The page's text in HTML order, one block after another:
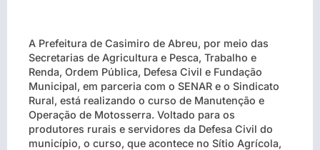
A Prefeitura de Casimiro de Abreu, por meio das
Secretarias de Agricultura e Pesca, Trabalho e
Renda, Ordem Pública, Defesa Civil e Fundação
Municipal, em parceria com o SENAR e o Sindicato
Rural, está realizando o curso de Manutenção e
Operação de Motosserra. Voltado para os
produtores rurais e servidores da Defesa Civil do
município, o curso, que acontece no Sítio Agrícola,